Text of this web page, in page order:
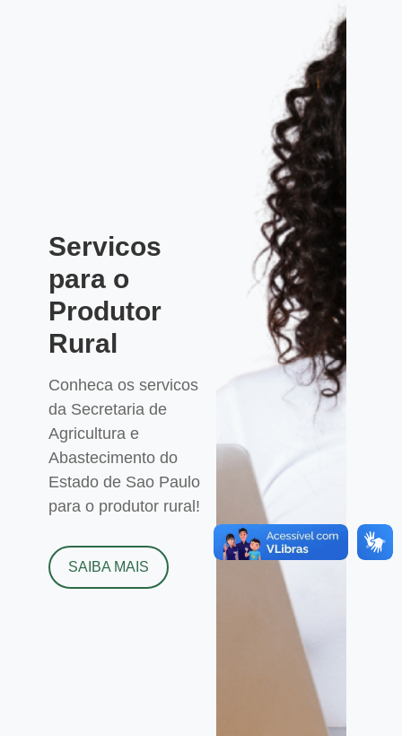
Servicos
para o
Produtor
Rural
Conheca os servicos
da Secretaria de
Agricultura e
Abastecimento do
Estado de Sao Paulo
para o produtor rural!
SAIBA MAIS